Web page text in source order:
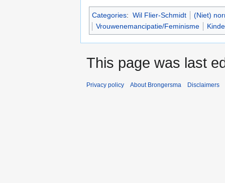
Categories: Wil Flier-Schmidt
(Niet)
Vrouwenemancipatie/Feminisme
This page was last
Privacy policy About Brongersma Disclaimers